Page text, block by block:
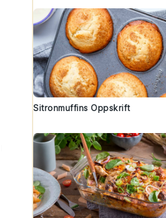
Sitronmuffins Oppskrift